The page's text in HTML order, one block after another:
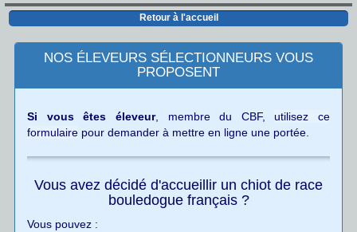
Retour à l'accueil
NOS ÉLEVEURS SÉLECTIONNEURS VOUS
PROPOSENT
Si vous êtes éleveur, membre du CBF, utilisez ce
formulaire pour demander à mettre en ligne une portée.
Vous avez décidé d'accueillir un chiot de race
bouledogue français ?
Vous pouvez :